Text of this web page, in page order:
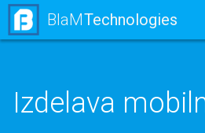
BlaMTechnologies
Izdelava